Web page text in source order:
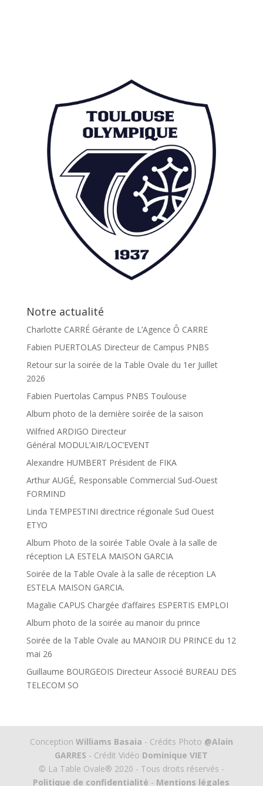
Notre actualité
Charlotte CARRÉ Gérante de L’Agence Ô CARRE
Fabien PUERTOLAS Directeur de Campus PNBS
Retour sur la soirée de la Table Ovale du 1er Juillet
2026
Fabien Puertolas Campus PNBS Toulouse
Album photo de la dernière soirée de la saison
Wilfried ARDIGO Directeur
Général MODUL’AIR/LOC’EVENT
Alexandre HUMBERT Président de FIKA
Arthur AUGÉ, Responsable Commercial Sud-Ouest
FORMIND
Linda TEMPESTINI directrice régionale Sud Ouest
ETYO
Album Photo de la soirée Table Ovale à la salle de
réception LA ESTELA MAISON GARCIA
Soirée de la Table Ovale à la salle de réception LA
ESTELA MAISON GARCIA.
Magalie CAPUS Chargée d’affaires ESPERTIS EMPLOI
Album photo de la soirée au manoir du prince
Soirée de la Table Ovale au MANOIR DU PRINCE du 12
mai 26
Guillaume BOURGEOIS Directeur Associé BUREAU DES
TELECOM SO
Conception Williams Basaia - Crédits Photo @Alain
GARRES - Crédit Vidéo Dominique VIET
© La Table Ovale® 2020 - Tous droits réservés -
Politique de confidentialité - Mentions légales